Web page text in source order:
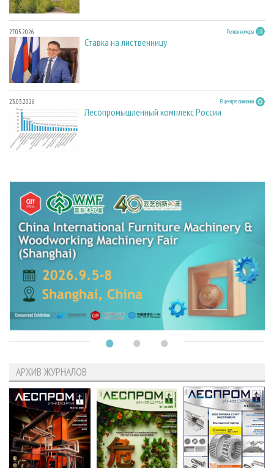
27.05.2026 Регион номера
Ставка на лиственницу
23.03.2026 В центре внимания
Лесопромышленный комплекс России
АРХИВ ЖУРНАЛОВ